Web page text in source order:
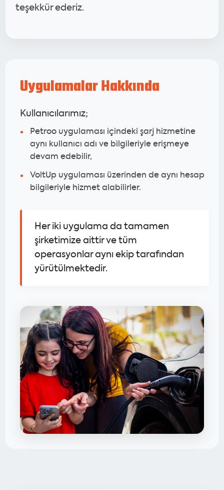
teşekkür ederiz.
Uygulamalar Hakkında
Kullanıcılarımız;
Petroo uygulaması içindeki şarj hizmetine
aynı kullanıcı adı ve bilgileriyle erişmeye
devam edebilir,
VoltUp uygulaması üzerinden de aynı hesap
bilgileriyle hizmet alabilirler.
Her iki uygulama da tamamen
şirketimize aittir ve tüm
operasyonlar aynı ekip tarafından
yürütülmektedir.